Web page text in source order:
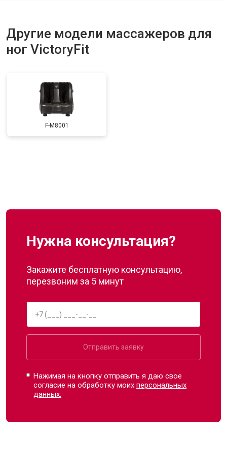
Другие модели массажеров для
ног VictoryFit
F-M8001
Нужна консультация?
Закажите бесплатную консультацию,
перезвоним за 5 минут
Отправить заявку
Нажимая на кнопку отправить я даю свое
согласие на обработку моихперсональных
данных.